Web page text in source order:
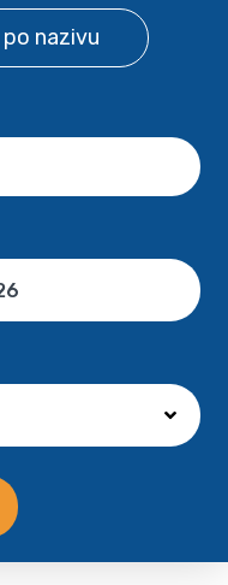
po nazivu